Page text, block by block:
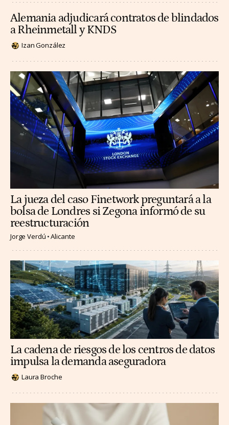
Alemania adjudicará contratos de blindados
a Rheinmetall y KNDS
Izan González
La jueza del caso Finetwork preguntará a la
bolsa de Londres si Zegona informó de su
reestructuración
Jorge Verdú Alicante
La cadena de riesgos de los centros de datos
impulsa la demanda aseguradora
Laura Broche